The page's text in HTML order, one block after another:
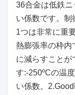
36合金は低鉄
い係数です。制
1つは非常に重
熱膨張率の枠内
に減らすことが
す:-250ºCの温
い係数。